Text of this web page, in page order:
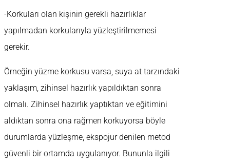
-Korkuları olan kişinin gerekli hazırlıklar
yapılmadan korkularıyla yüzleştirilmemesi
gerekir.
Örneğin yüzme korkusu varsa, suya at tarzındaki
yaklaşım, zihinsel hazırlık yapıldıktan sonra
olmalı. Zihinsel hazırlık yaptıktan ve eğitimini
aldıktan sonra ona rağmen korkuyorsa böyle
durumlarda yüzleşme, ekspojur denilen metod
güvenli bir ortamda uygulanıyor. Bununla ilgili